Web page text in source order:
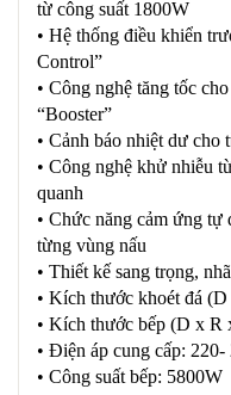
từ công suất 1800W
• Hệ thống điều khiển
Control”
• Công nghệ tăng tốc
“Booster”
• Cảnh báo nhiệt dư cho
• Công nghệ khử nhiễu
quanh
• Chức năng cảm ứng
từng vùng nấu
• Thiết kế sang trọng,
• Kích thước khoét đá
• Kích thước bếp (D x R
• Điện áp cung cấp:
• Công suất bếp: 5800W